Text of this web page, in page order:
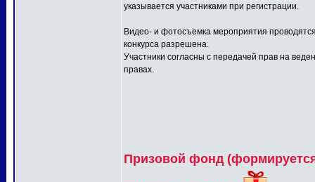
указывается участниками при регистрации.
Видео- и фотосъемка мероприятия
конкурса разрешена.
Участники согласны с передачей прав на
правах.
Призовой фонд